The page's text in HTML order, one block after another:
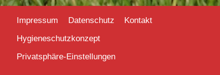
Impressum Datenschutz
Kontakt
Hygieneschutzkonzept
Privatsphäre-Einstellungen